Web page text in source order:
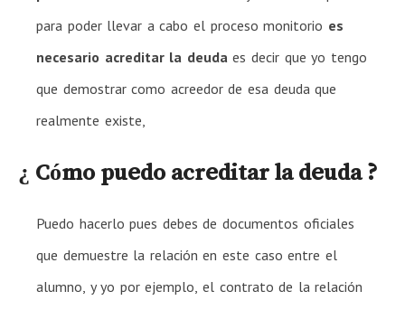
para poder llevar a cabo el proceso monitorio es
necesario acreditar la deuda es decir que yo tengo
que demostrar como acreedor de esa deuda que
realmente existe,
¿ Cómo puedo acreditar la deuda ?
Puedo hacerlo pues debes de documentos oficiales
que demuestre la relación en este caso entre el
alumno, y yo por ejemplo, el contrato de la relación